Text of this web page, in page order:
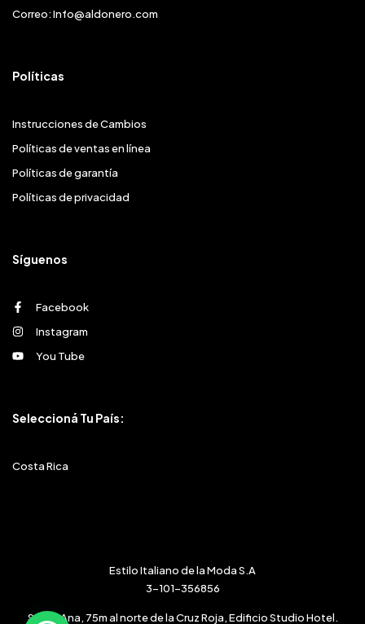
Correo:Info@aldonero.com
Políticas
Instrucciones de Cambios
Políticas de ventas en línea
Políticas de garantía
Políticas de privacidad
Síguenos
Facebook
Instagram
You Tube
Seleccioná Tu País:
Costa Rica
Estilo Italiano de la Moda S.A
3-101-356856
Santa Ana, 75m al norte de la Cruz Roja, Edificio Studio Hotel.